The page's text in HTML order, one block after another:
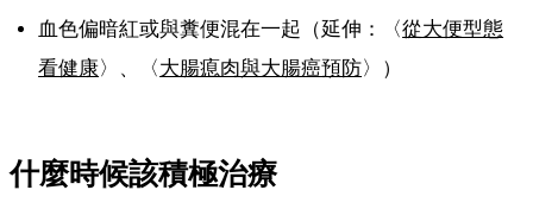
血色偏暗紅或與糞便混在一起（延伸：〈從大便型態
看健康〉、〈 大腸瘜肉與大腸癌預防〉）
什麼時候該積極治療